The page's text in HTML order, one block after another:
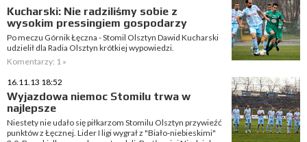
Kucharski: Nie radziliśmy sobie z
wysokim pressingiem gospodarzy
Po meczu Górnik Łęczna - Stomil Olsztyn Dawid Kucharski
udzielił dla Radia Olsztyn krótkiej wypowiedzi.
Komentarzy: 1 »
16.11.13 18:52
Wyjazdowa niemoc Stomilu trwa w
najlepsze
Niestety nie udało się piłkarzom Stomilu Olsztyn przywieźć
punktów z Łęcznej. Lider I ligi wygrał z "Biało-niebieskimi"